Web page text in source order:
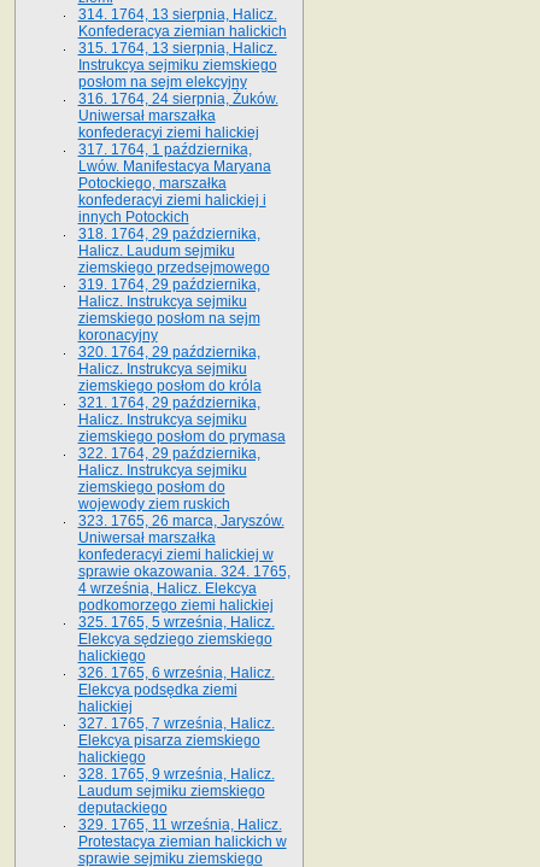
314. 1764, 13 sierpnia, Halicz.
Konfederacya ziemian halickich
315. 1764, 13 sierpnia, Halicz.
Instrukcya sejmiku ziemskiego
posłom na sejm elekcyjny
316. 1764, 24 sierpnia, Żuków.
Uniwersał marszałka
konfederacyi ziemi halickiej
317. 1764, 1 października,
Lwów. Manifestacya Maryana
Potockiego, marszałka
konfederacyi ziemi halickiej i
innych Potockich
318. 1764, 29 października,
Halicz. Laudum sejmiku
ziemskiego przedsejmowego
319. 1764, 29 października,
Halicz. Instrukcya sejmiku
ziemskiego posłom na sejm
koronacyjny
320. 1764, 29 października,
Halicz. Instrukcya sejmiku
ziemskiego posłom do króla
321. 1764, 29 października,
Halicz. Instrukcya sejmiku
ziemskiego posłom do prymasa
322. 1764, 29 października,
Halicz. Instrukcya sejmiku
ziemskiego posłom do
wojewody ziem ruskich
323. 1765, 26 marca, Jaryszów.
Uniwersał marszałka
konfederacyi ziemi halickiej w
sprawie okazowania. 324. 1765,
4 września, Halicz. Elekcya
podkomorzego ziemi halickiej
325. 1765, 5 września, Halicz.
Elekcya sędziego ziemskiego
halickiego
326. 1765, 6 września, Halicz.
Elekcya podsędka ziemi
halickiej
327. 1765, 7 września, Halicz.
Elekcya pisarza ziemskiego
halickiego
328. 1765, 9 września, Halicz.
Laudum sejmiku ziemskiego
deputackiego
329. 1765, 11 września, Halicz.
Protestacya ziemian halickich w
sprawie sejmiku ziemskiego